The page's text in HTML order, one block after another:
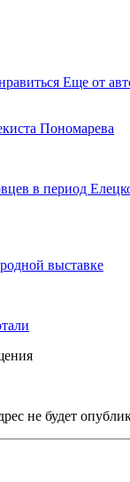
Еще от
Пономарева
в период
выставке
не будет